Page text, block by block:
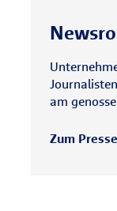
am
Zum